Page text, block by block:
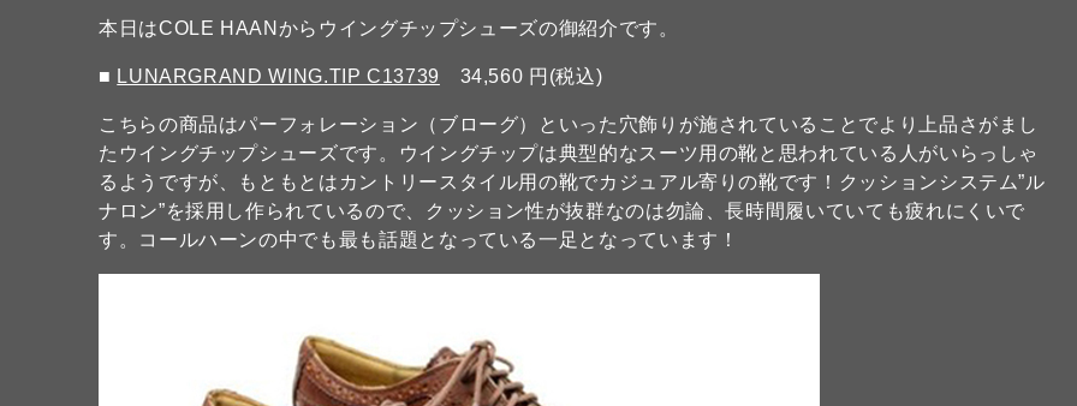
本日はCOLE HAANからウイングチップシューズの御紹介です。
■ LUNARGRAND WING.TIP C13739 34,560 円(税込)
こちらの商品はパーフォレーション（ブローグ）といった穴飾りが施されていることでより上品さがまし
たウイングチップシューズです。ウイングチップは典型的なスーツ用の靴と思われている人がいらっしゃ
るようですが、もともとはカントリースタイル用の靴でカジュアル寄りの靴です！クッションシステム”ル
ナロン”を採用し作られているので、クッション性が抜群なのは勿論、長時間履いていても疲れにくいで
す。コールハーンの中でも最も話題となっている一足となっています！